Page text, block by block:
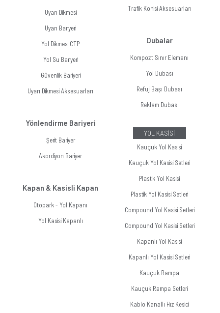
Uyarı Dikmesi
Uyarı Bariyeri
Yol Dikmesi CTP
Yol Su Bariyeri
Güvenlik Bariyeri
Uyarı Dikmesi Aksesuarları
Yönlendirme Bariyeri
Şerit Bariyer
Akordiyon Bariyer
Kapan & Kasisli Kapan
Otopark - Yol Kapanı
Yol Kasisi Kapanlı
Trafik Konisi Aksesuarları
Dubalar
Kompozit Sınır Elemanı
Yol Dubası
Refuj Başı Dubası
Reklam Dubası
YOL KASİSİ
Kauçuk Yol Kasisi
Kauçuk Yol Kasisi Setleri
Plastik Yol Kasisi
Plastik Yol Kasisi Setleri
Compound Yol Kasisi Setleri
Compound Yol Kasisi Setleri
Kapanlı Yol Kasisi
Kapanlı Yol Kasisi Setleri
Kauçuk Rampa
Kauçuk Rampa Setleri
Kablo Kanallı Hız Kesici